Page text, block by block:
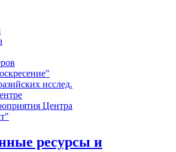
исслед.
Центра
ресурсы и